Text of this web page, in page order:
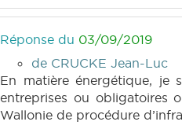
Réponse du 03/09/2019
de CRUCKE Jean-Luc
En matière énergétique, je
entreprises ou obligatoires
Wallonie de procédure